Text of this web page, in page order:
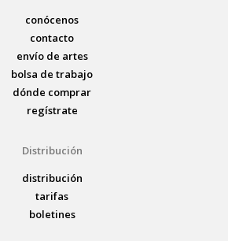
conócenos
contacto
envío de artes
bolsa de trabajo
dónde comprar
regístrate
Distribución
distribución
tarifas
boletines